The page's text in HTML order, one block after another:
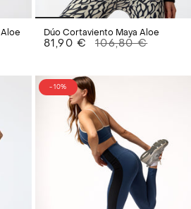
Dúo Cortaviento Maya Aloe
81,90 € 106,80 €
- 10%